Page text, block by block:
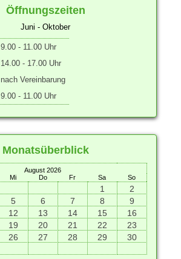
Öffnungszeiten
Juni - Oktober
9.00 - 11.00 Uhr
14.00 - 17.00 Uhr
nach Vereinbarung
9.00 - 11.00 Uhr
Monatsüberblick
August 2026
Mi Do Fr Sa So
1
2
5 6 7 8
9
12 13 14 15
16
19 20 21 22
23
26 27 28 29
30